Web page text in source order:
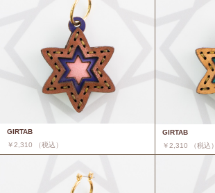
GIRTAB
￥2,310 （税込）
GIRTAB
￥2,310 （税込）